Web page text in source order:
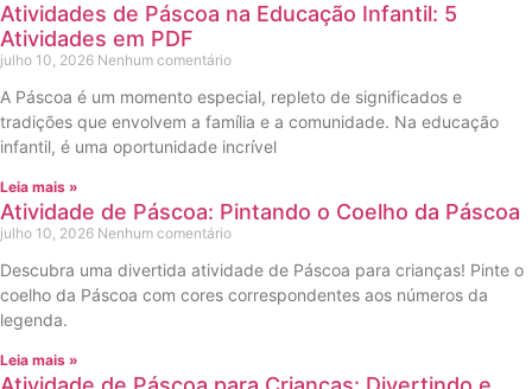
Atividades de Páscoa na Educação Infantil: 5
Atividades em PDF
julho 10, 2026 Nenhum comentário
A Páscoa é um momento especial, repleto de significados e
tradições que envolvem a família e a comunidade. Na educação
infantil, é uma oportunidade incrível
Leia mais »
Atividade de Páscoa: Pintando o Coelho da Páscoa
julho 10, 2026 Nenhum comentário
Descubra uma divertida atividade de Páscoa para crianças! Pinte o
coelho da Páscoa com cores correspondentes aos números da
legenda.
Leia mais »